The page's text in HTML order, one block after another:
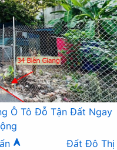
Ô Tô Đỗ Tận Đất Ngay
Đất Đô Thị